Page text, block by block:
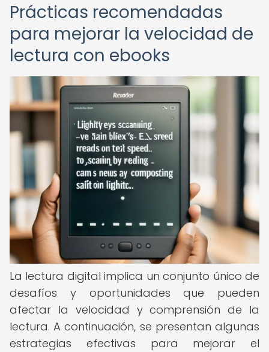
Prácticas recomendadas
para mejorar la velocidad de
lectura con ebooks
La lectura digital implica un conjunto único de
desafíos y oportunidades que pueden
afectar la velocidad y comprensión de la
lectura. A continuación, se presentan algunas
estrategias efectivas para mejorar el